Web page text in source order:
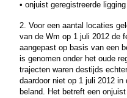
• onjuist geregistreerde
2. Voor een aantal locaties
van de Wm op 1 juli 2012 de
aangepast op basis van een
is genomen onder het oude
trajecten waren destijds
daardoor niet op 1 juli 2012
beland. Het betreft een